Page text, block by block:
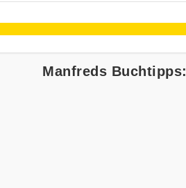
Manfreds Buchtipps: